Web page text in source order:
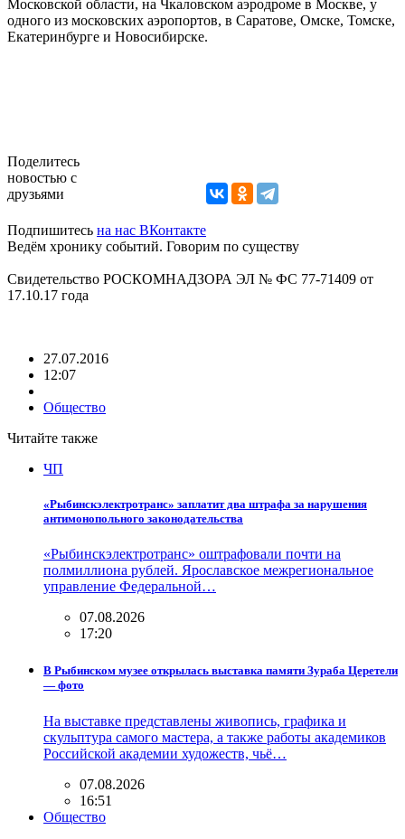
Московской области, на Чкаловском аэродроме в Москве, у
одного из московских аэропортов, в Саратове, Омске, Томске,
Екатеринбурге и Новосибирске.
Поделитесь
новостью с
друзьями
Подпишитесь на нас ВКонтакте
Ведём хронику событий. Говорим по существу
Свидетельство РОСКОМНАДЗОРА ЭЛ № ФС 77-71409 от
17.10.17 года
27.07.2016
12:07
Общество
Читайте также
ЧП
«Рыбинскэлектротранс» заплатит два штрафа за нарушения
антимонопольного законодательства
«Рыбинскэлектротранс» оштрафовали почти на
полмиллиона рублей. Ярославское межрегиональное
управление Федеральной…
07.08.2026
17:20
В Рыбинском музее открылась выставка памяти Зураба Церетели
— фото
На выставке представлены живопись, графика и
скульптура самого мастера, а также работы академиков
Российской академии художеств, чьё…
07.08.2026
16:51
Общество